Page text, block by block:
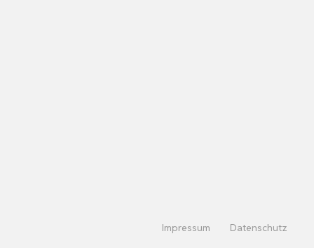
Impressum Datenschutz